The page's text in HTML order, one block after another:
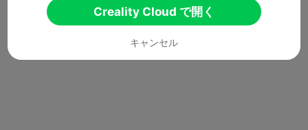
Creality Cloud で開く
キャンセル